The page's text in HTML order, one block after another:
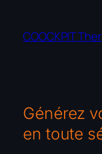
contenu
COOCKPIT
Générez
en toute